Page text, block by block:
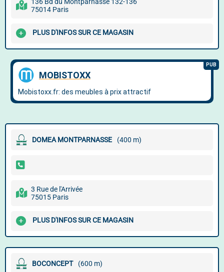
75014 Paris
PLUS D'INFOS SUR CE MAGASIN
DOMEA MONTPARNASSE (400 m)
3 Rue de l'Arrivée
75015 Paris
PLUS D'INFOS SUR CE MAGASIN
BOCONCEPT (600 m)